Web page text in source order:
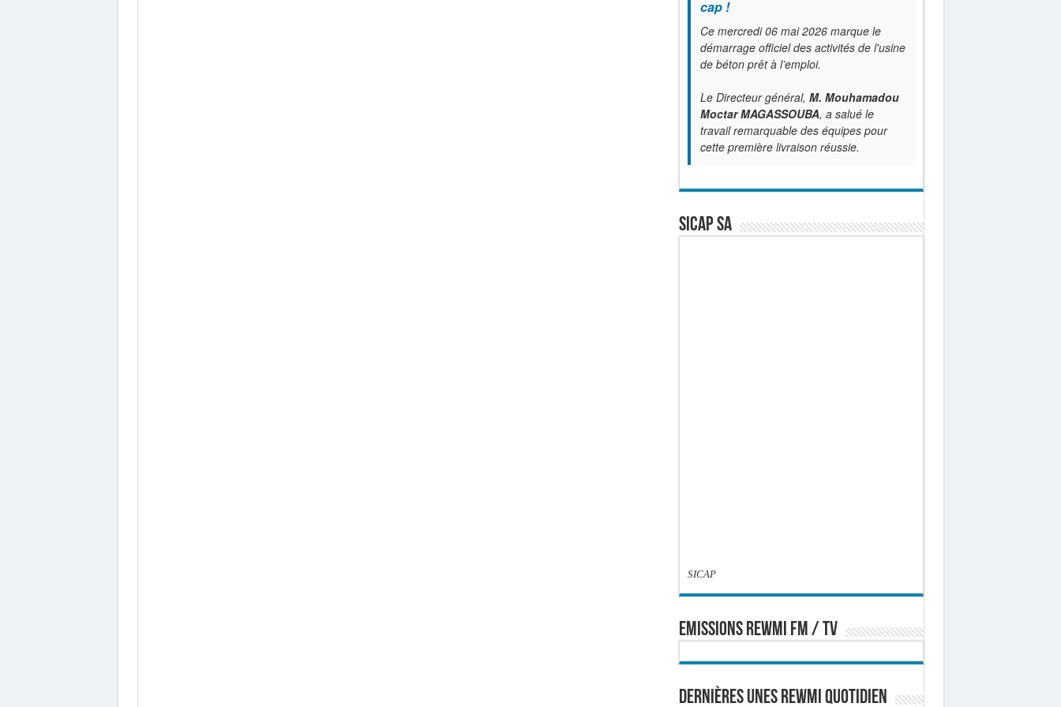
cap !
Ce mercredi 06 mai 2026 marque le
démarrage officiel des activités de l'usine
de béton prêt à l’emploi.
Le Directeur général, M. Mouhamadou
Moctar MAGASSOUBA, a salué le
travail remarquable des équipes pour
cette première livraison réussie.
SICAP SA
SICAP
EMISSIONS REWMI FM / TV
Dernières Unes Rewmi Quotidien